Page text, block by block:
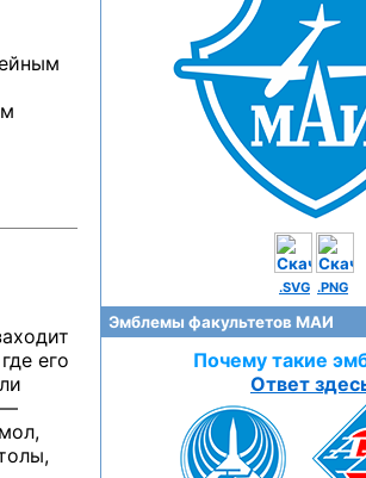
его
—
.SVG .PNG
Эмблемы факультетов МАИ
Почему такие
Ответ